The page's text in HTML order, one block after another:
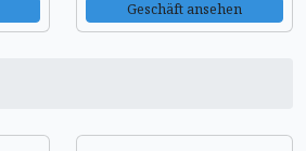
Geschäft ansehen